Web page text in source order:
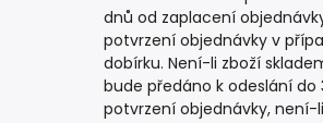
dnů od zaplacení
potvrzení objednávky v
dobírku. Není-li zboží
bude předáno k odeslání do
potvrzení objednávky,